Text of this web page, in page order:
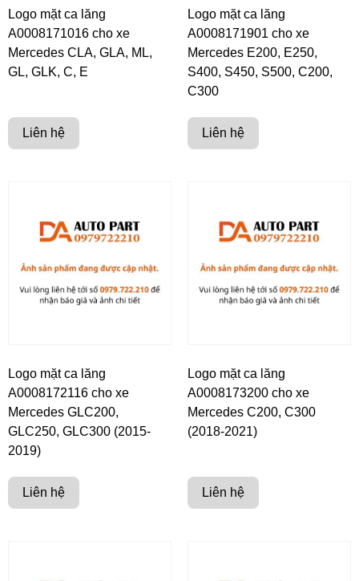
Logo mặt ca lăng
A0008171016 cho xe
Mercedes CLA, GLA, ML,
GL, GLK, C, E
Liên hệ
Logo mặt ca lăng
A0008171901 cho xe
Mercedes E200, E250,
S400, S450, S500, C200,
C300
Liên hệ
Logo mặt ca lăng
A0008172116 cho xe
Mercedes GLC200,
GLC250, GLC300 (2015-
2019)
Liên hệ
Logo mặt ca lăng
A0008173200 cho xe
Mercedes C200, C300
(2018-2021)
Liên hệ